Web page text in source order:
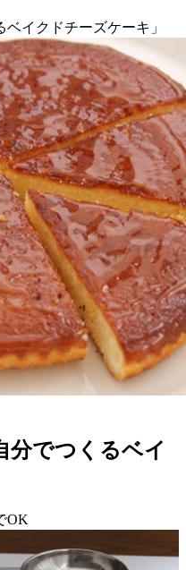
イクドチーズケーキ」
分でつくるベイ
OK